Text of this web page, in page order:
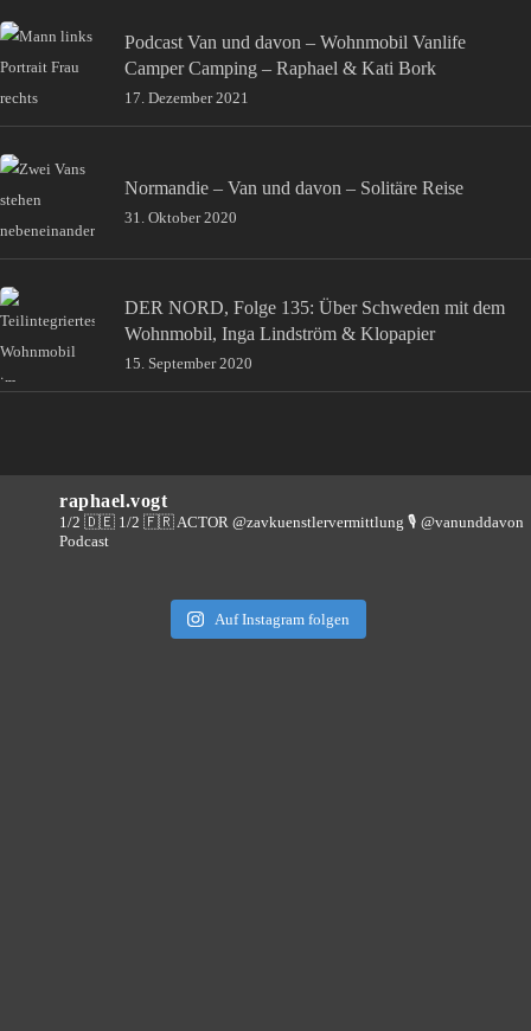
Podcast Van und davon – Wohnmobil Vanlife
Camper Camping – Raphael & Kati Bork
17. Dezember 2021
Normandie – Van und davon – Solitäre Reise
31. Oktober 2020
DER NORD, Folge 135: Über Schweden mit dem
Wohnmobil, Inga Lindström & Klopapier
15. September 2020
raphael.vogt
1/2 🇩🇪 1/2 🇫🇷 ACTOR @zavkuenstlervermittlung 🎙️ @vanunddavon
Podcast
Auf Instagram folgen